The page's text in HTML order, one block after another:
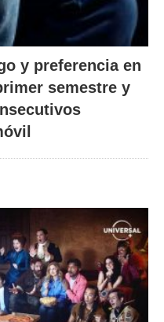
y preferencia en
semestre y